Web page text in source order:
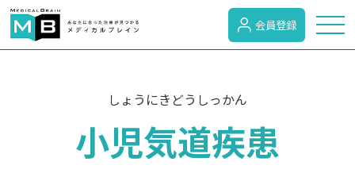
症状検索
会員登録
しょうにきどうしっかん
小児気道疾患